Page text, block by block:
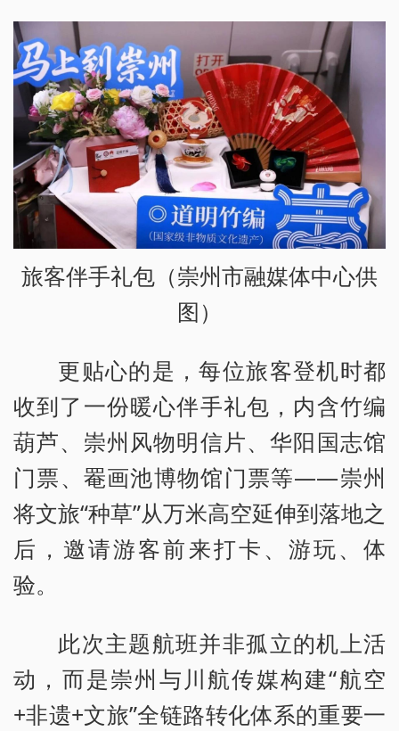
旅客伴手礼包（崇州市融媒体中心供
图）
更贴心的是，每位旅客登机时都
收到了一份暖心伴手礼包，内含竹编
葫芦、崇州风物明信片、华阳国志馆
门票、罨画池博物馆门票等——崇州
将文旅“种草”从万米高空延伸到落地之
后，邀请游客前来打卡、游玩、体
验。
此次主题航班并非孤立的机上活
动，而是崇州与川航传媒构建“航空
+非遗+文旅”全链路转化体系的重要一